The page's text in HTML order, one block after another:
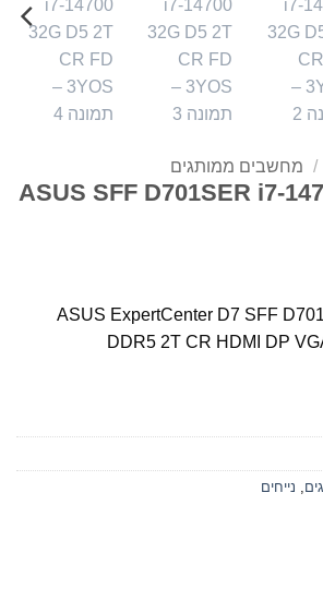
/ מחשבים ממותגים
ASUS SFF D701SER i7-
ASUS ExpertCenter D7 SFF
DDR5 2T CR HDMI DP
נייחים